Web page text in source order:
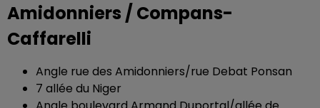
Amidonniers / Compans-
Caffarelli
Angle rue des Amidonniers/rue Debat Ponsan
7 allée du Niger